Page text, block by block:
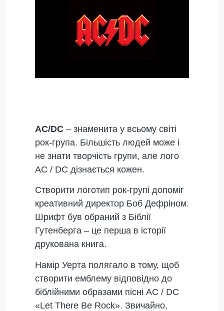
AC/DC – знаменита у всьому світі
рок-група. Більшість людей може і
не знати творчість групи, але лого
AC / DC дізнається кожен.
Створити логотип рок-групі допоміг
креативний директор Боб Дефріном.
Шрифт був обраний з Біблії
Гутенберга – це перша в історії
друкована книга.
Намір Уерта полягало в тому, щоб
створити емблему відповідно до
біблійними образами пісні AC / DC
«Let There Be Rock». Звичайно,